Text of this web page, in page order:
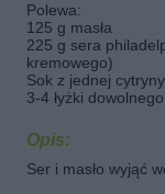
Polewa:
125 g masła
225 g sera
kremowego)
Sok z jednej cytryny
3-4 łyżki dowolnego
Opis:
Ser i masło wyjąć